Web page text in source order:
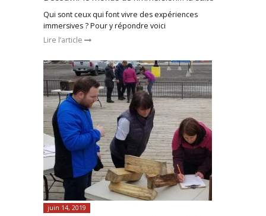
Qui sont ceux qui font vivre des expériences
immersives ? Pour y répondre voici
Lire l’article
juin 14, 2019